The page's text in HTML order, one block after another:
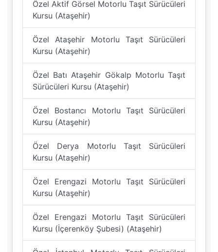
Özel Aktif Görsel Motorlu Taşıt Sürücüleri
Kursu (Ataşehir)
Özel Ataşehir Motorlu Taşıt Sürücüleri
Kursu (Ataşehir)
Özel Batı Ataşehir Gökalp Motorlu Taşıt
Sürücüleri Kursu (Ataşehir)
Özel Bostancı Motorlu Taşıt Sürücüleri
Kursu (Ataşehir)
Özel Derya Motorlu Taşıt Sürücüleri
Kursu (Ataşehir)
Özel Erengazi Motorlu Taşıt Sürücüleri
Kursu (Ataşehir)
Özel Erengazi Motorlu Taşıt Sürücüleri
Kursu (İçerenköy Şubesi) (Ataşehir)